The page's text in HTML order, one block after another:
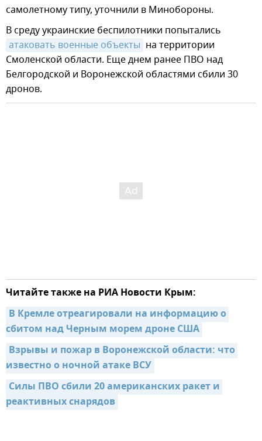
самолетному типу, уточнили в Минобороны.
В среду украинские беспилотники попытались
атаковать военные объекты на территории
Смоленской области. Еще днем ранее ПВО над
Белгородской и Воронежской областями сбили 30
дронов.
Читайте также на РИА Новости Крым:
В Кремле отреагировали на информацию о
сбитом над Черным морем дроне США
Взрывы и пожар в Воронежской области: что
известно о ночной атаке ВСУ
Силы ПВО сбили 20 американских ракет и
реактивных снарядов